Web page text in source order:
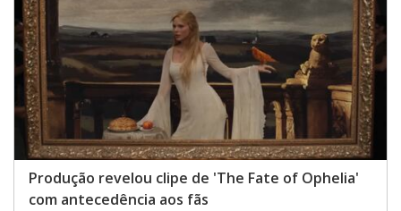
Produção revelou clipe de 'The Fate of Ophelia'
com antecedência aos fãs